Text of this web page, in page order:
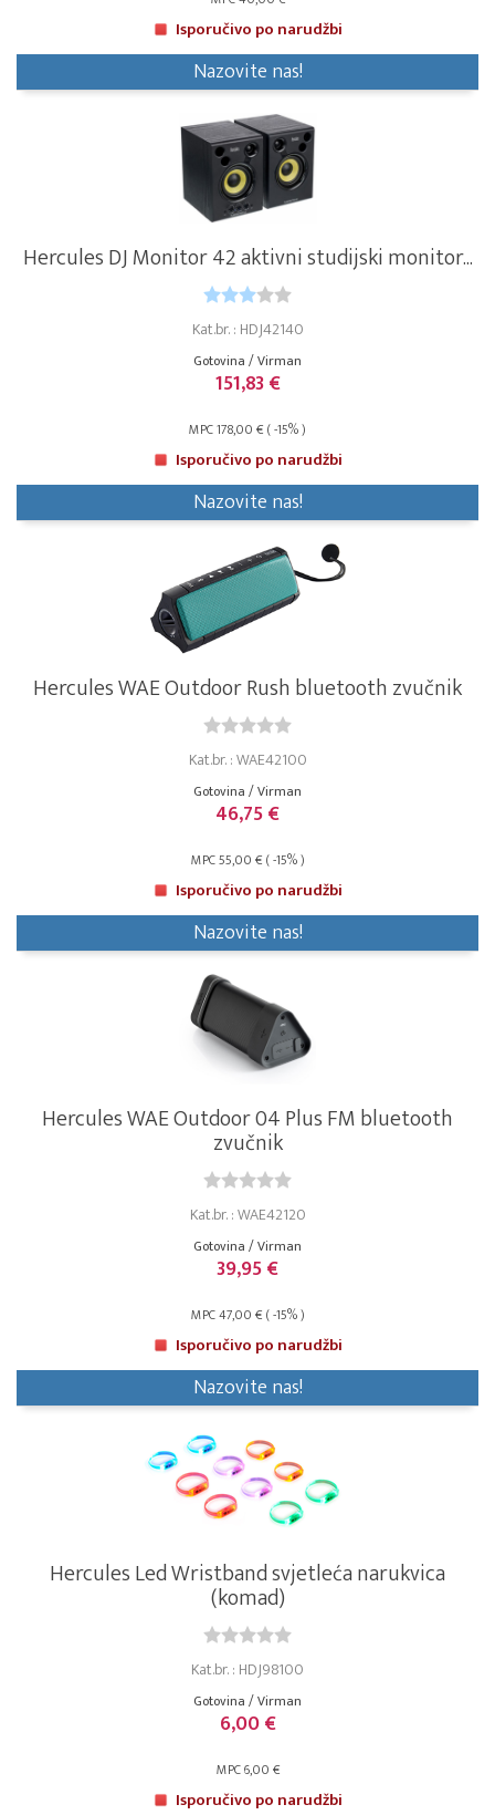
Isporučivo po narudžbi
Nazovite nas!
Hercules DJ Monitor 42 aktivni studijski monitor...
Kat.br. : HDJ42140
Gotovina / Virman
151,83 €
MPC 178,00 € ( -15% )
Isporučivo po narudžbi
Nazovite nas!
Hercules WAE Outdoor Rush bluetooth zvučnik
Kat.br. : WAE42100
Gotovina / Virman
46,75 €
MPC 55,00 € ( -15% )
Isporučivo po narudžbi
Nazovite nas!
Hercules WAE Outdoor 04 Plus FM bluetooth
zvučnik
Kat.br. : WAE42120
Gotovina / Virman
39,95 €
MPC 47,00 € ( -15% )
Isporučivo po narudžbi
Nazovite nas!
Hercules Led Wristband svjetleća narukvica
(komad)
Kat.br. : HDJ98100
Gotovina / Virman
6,00 €
MPC 6,00 €
Isporučivo po narudžbi